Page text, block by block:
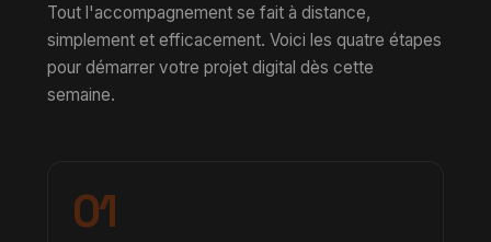
Tout l'accompagnement se fait à distance,
simplement et efficacement. Voici les quatre étapes
pour démarrer votre projet digital dès cette
semaine.
01